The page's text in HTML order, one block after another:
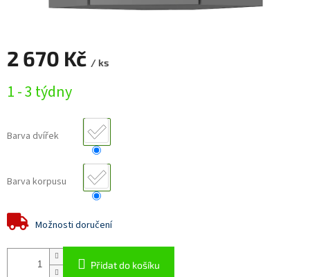
2 670 Kč / ks
cena:
1 - 3 týdny
Barva dvířek
Barva korpusu
Možnosti doručení
Přidat do košíku